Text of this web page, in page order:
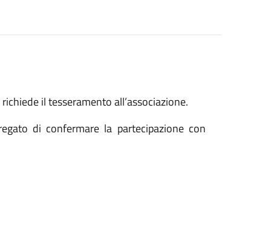
il tesseramento all’associazione.
di confermare la partecipazione con